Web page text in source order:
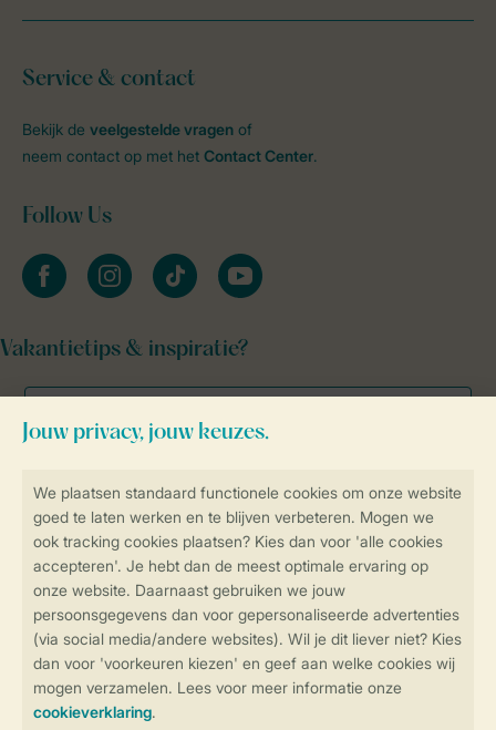
Controle over jouw gegevens &
Veilig en snel online boeken
Veilige gegevensoverdracht
Veilige betaling
Service & contact
Bekijk de veelgestelde vragen of
neem contact op met het Contact Center.
Follow Us
facebookinstagramtiktok youtube
Vakantietips & inspiratie?